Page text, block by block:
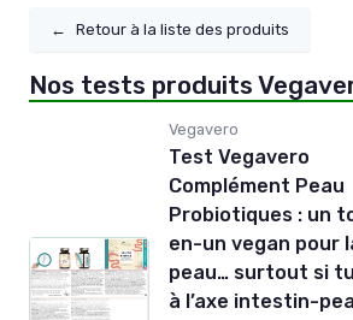
← Retour à la liste des produits
Nos tests produits
Vegavero
Test Vegavero
Complément Peau
Probiotiques : un
en-un vegan pour
peau… surtout si
à l’axe intestin-